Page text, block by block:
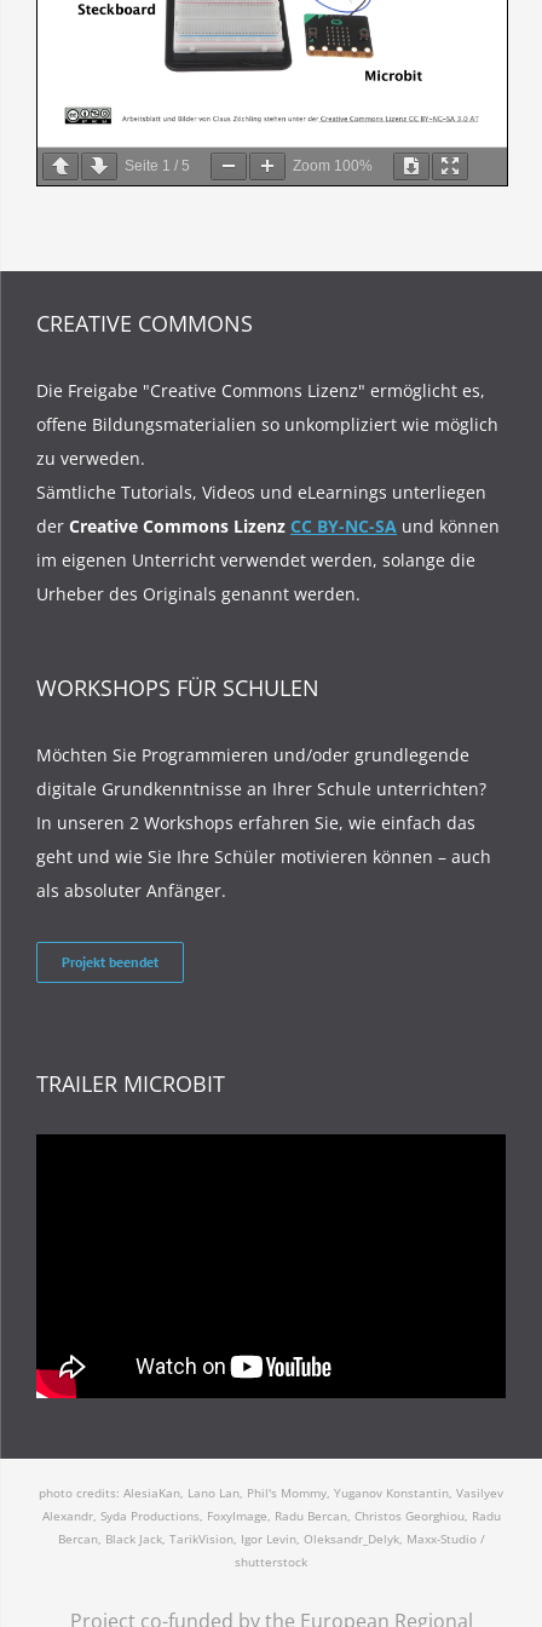
Seite 1 / 5 Zoom 100%
CREATIVE COMMONS
Die Freigabe "Creative Commons Lizenz" ermöglicht es,
offene Bildungsmaterialien so unkompliziert wie möglich
zu verweden.
Sämtliche Tutorials, Videos und eLearnings unterliegen
der Creative Commons Lizenz CC BY-NC-SA und können
im eigenen Unterricht verwendet werden, solange die
Urheber des Originals genannt werden.
WORKSHOPS FÜR SCHULEN
Möchten Sie Programmieren und/oder grundlegende
digitale Grundkenntnisse an Ihrer Schule unterrichten?
In unseren 2 Workshops erfahren Sie, wie einfach das
geht und wie Sie Ihre Schüler motivieren können – auch
als absoluter Anfänger.
Projekt beendet
TRAILER MICROBIT
photo credits: AlesiaKan, Lano Lan, Phil's Mommy, Yuganov Konstantin, Vasilyev
Alexandr, Syda Productions, FoxyImage, Radu Bercan, Christos Georghiou, Radu
Bercan, Black Jack, TarikVision, Igor Levin, Oleksandr_Delyk, Maxx-Studio /
shutterstock
Project co-funded by the European Regional